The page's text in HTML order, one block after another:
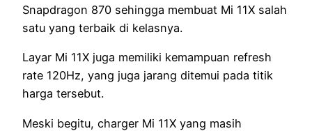
Snapdragon 870 sehingga membuat Mi 11X salah
satu yang terbaik di kelasnya.
Layar Mi 11X juga memiliki kemampuan refresh
rate 120Hz, yang juga jarang ditemui pada titik
harga tersebut.
Meski begitu, charger Mi 11X yang masih